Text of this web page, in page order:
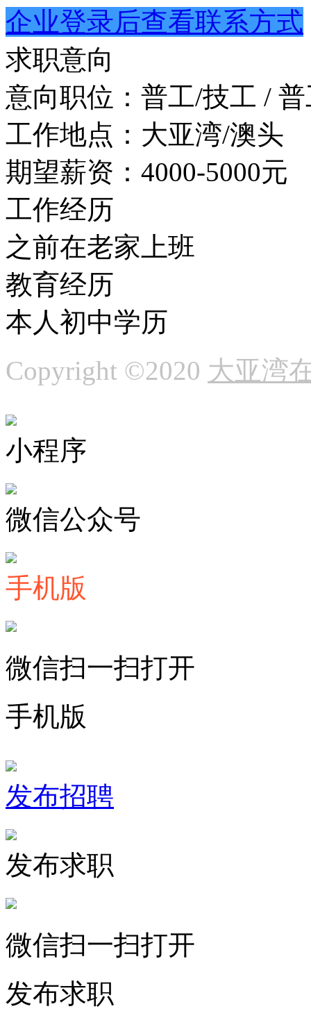
企业登录后查看联系方式
求职意向
意向职位： 普工/技工 /
工作地点： 大亚湾/澳头
期望薪资： 4000-5000元
工作经历
之前在老家上班
教育经历
本人初中学历
Copyright ©2020 大亚湾
小程序
微信公众号
手机版
微信扫一扫打开
手机版
发布招聘
发布求职
微信扫一扫打开
发布求职